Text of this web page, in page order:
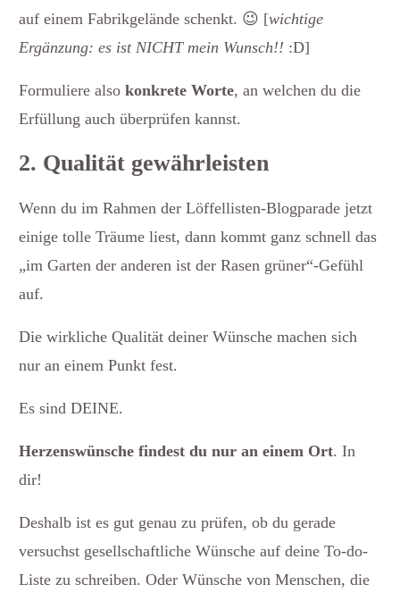
auf einem Fabrikgelände schenkt. 😉 [wichtige
Ergänzung: es ist NICHT mein Wunsch!! :D]
Formuliere also konkrete Worte, an welchen du die
Erfüllung auch überprüfen kannst.
2. Qualität gewährleisten
Wenn du im Rahmen der Löffellisten-Blogparade jetzt
einige tolle Träume liest, dann kommt ganz schnell das
„im Garten der anderen ist der Rasen grüner“-Gefühl
auf.
Die wirkliche Qualität deiner Wünsche machen sich
nur an einem Punkt fest.
Es sind DEINE.
Herzenswünsche findest du nur an einem Ort. In
dir!
Deshalb ist es gut genau zu prüfen, ob du gerade
versuchst gesellschaftliche Wünsche auf deine To-do-
Liste zu schreiben. Oder Wünsche von Menschen, die